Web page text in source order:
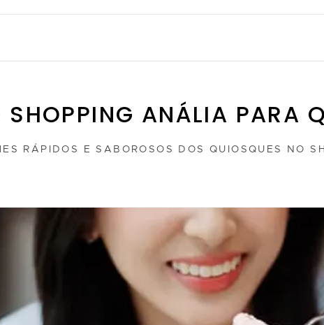
ANÁLIA PARA
RÁPIDOS E SABOROSOS DOS QUIOSQUES NO